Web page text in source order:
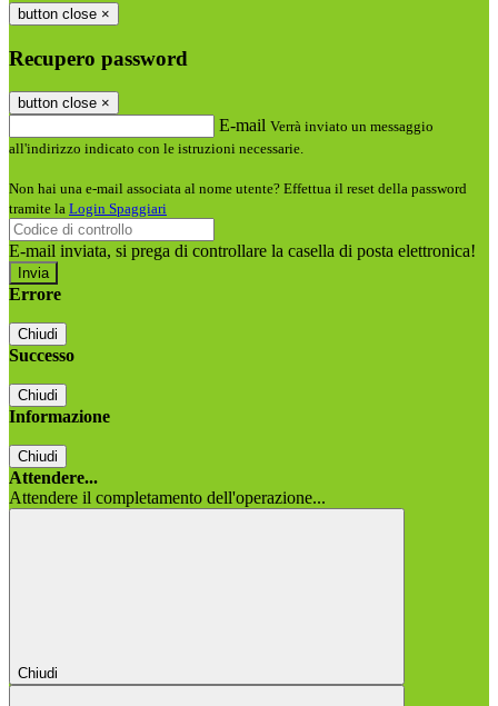
button close ×
Recupero password
button close ×
E-mail Verrà inviato un messaggio
all'indirizzo indicato con le istruzioni necessarie.
Non hai una e-mail associata al nome utente? Effettua il reset della password
tramite la Login Spaggiari
E-mail inviata, si prega di controllare la casella di posta elettronica!
Errore
Chiudi
Successo
Chiudi
Informazione
Chiudi
Attendere...
Attendere il completamento dell'operazione...
Chiudi